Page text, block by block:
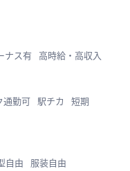
ナス有 高時給・高収入
通勤可 駅チカ
短期
自由
服装自由